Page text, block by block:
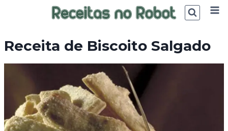
Receita de Biscoito Salgado